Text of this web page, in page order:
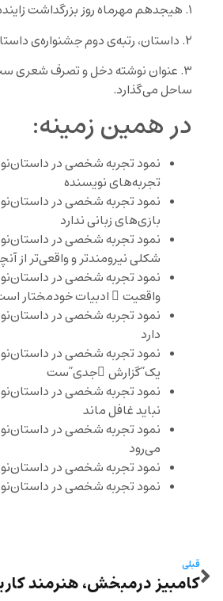
۱. هیجدهم مهرماه روز بزرگداشت زاینده رود در اصفهان است.
۲. داستان، رتبه‌ی دوم جشنواره‌ی داستان جمالزده را به دست آورد.
۳. عنوان نوشته دخل و تصرف شعری
ساحل می‌گذارد.
در همین زمینه:
نمود تجربه شخصی در
تجربه‌های نویسنده
نمود تجربه شخصی در
بازی‌های زبانی ندارد
نمود تجربه شخصی در
شکلی نیرومندتر و واقعی‌تر از
نمود تجربه شخصی در
واقعیت ِ ادبیات خودمختار
نمود تجربه شخصی در
دارد
نمود تجربه شخصی در
یک”گزارش ِجدی”‌ست
نمود تجربه شخصی در
نباید غافل ماند
نمود تجربه شخصی در
می‌رود
نمود تجربه شخصی در
نمود تجربه شخصی در
قبلی